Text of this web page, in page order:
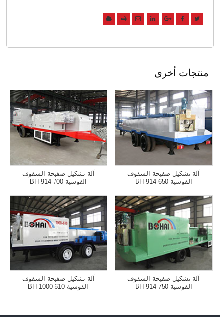
منتجات أخرى
آلة تشكيل صفيحة السقوف
القوسية BH-914-650
آلة تشكيل صفيحة السقوف
القوسية BH-914-700
آلة تشكيل صفيحة السقوف
القوسية BH-914-750
آلة تشكيل صفيحة السقوف
القوسية BH-1000-610